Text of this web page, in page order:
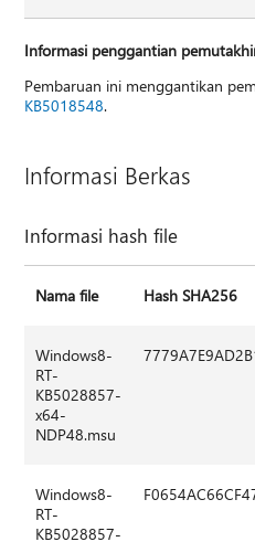
Informasi penggantian
Pembaruan ini menggantikan
KB5018548.
Informasi Berkas
Informasi hash file
Nama file Hash SHA256
Windows8-
RT-
KB5028857-
x64-
NDP48.msu
Windows8-
RT-
KB5028857-